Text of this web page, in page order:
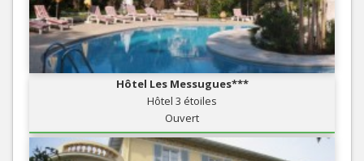
Hôtel Les Messugues***
Hôtel 3 étoiles
Ouvert